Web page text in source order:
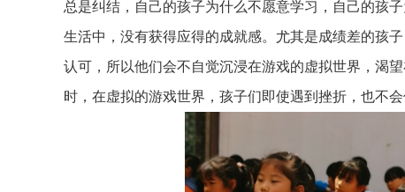
总是纠结，自己的孩子为什么不愿意学习，自己的孩
生活中，没有获得应得的成就感。尤其是成绩差的孩
认可，所以他们会不自觉沉浸在游戏的虚拟世界，渴
时，在虚拟的游戏世界，孩子们即使遇到挫折，也不